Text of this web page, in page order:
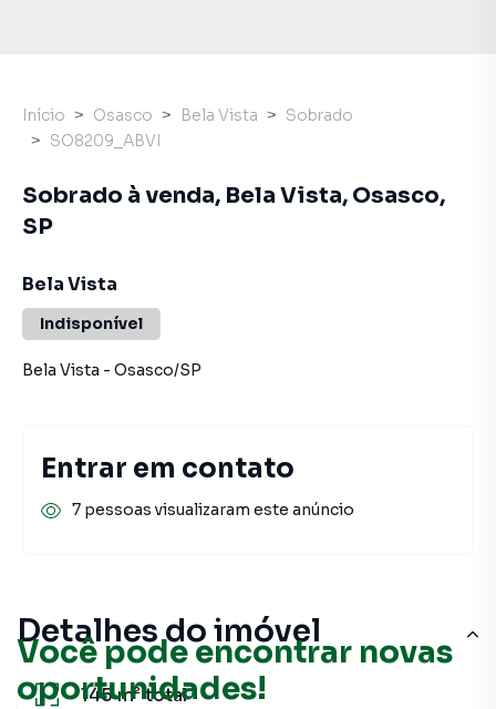
Você pode encontrar novas
oportunidades!
Detalhes do imóvel
145 m²total
Início Osasco Bela Vista
Sobrado
SO8209_ABVI
Sobrado à venda, Bela Vista, Osasco,
SP
Bela Vista
Indisponível
Bela Vista - Osasco/SP
Entrar em contato
7 pessoas visualizaram este anúncio